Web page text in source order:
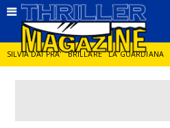
SILVIA DAI PRA' BRILLARE LA GUARDIANA